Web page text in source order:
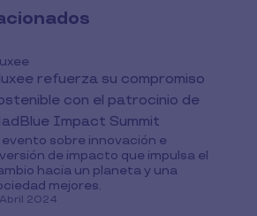
refuerza su compromiso
con el patrocinio de
Impact Summit
evento sobre innovación e
de impacto que impulsa el
hacia un planeta y una
mejores.
2024